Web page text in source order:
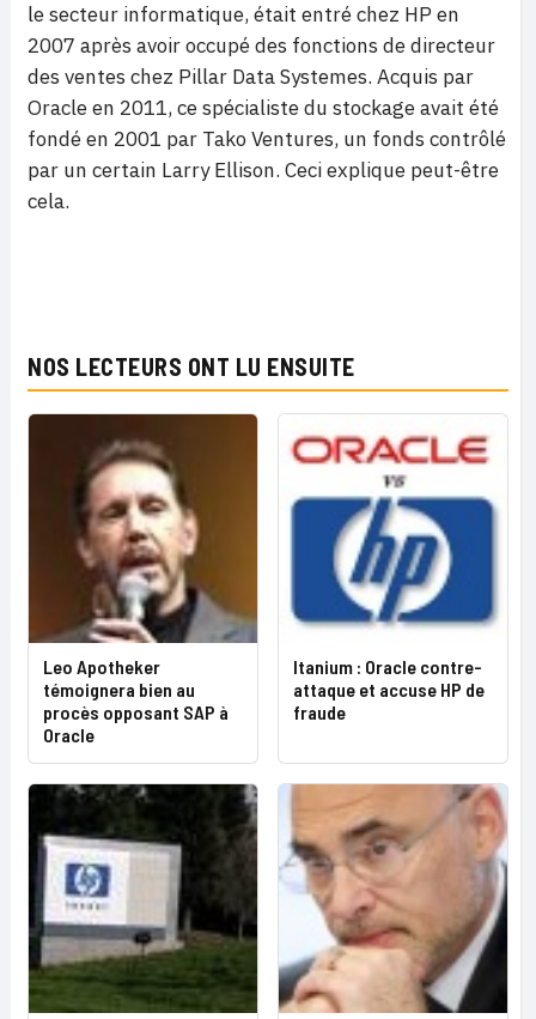
le secteur informatique, était entré chez HP en
2007 après avoir occupé des fonctions de directeur
des ventes chez Pillar Data Systemes. Acquis par
Oracle en 2011, ce spécialiste du stockage avait été
fondé en 2001 par Tako Ventures, un fonds contrôlé
par un certain Larry Ellison. Ceci explique peut-être
cela.
NOS LECTEURS ONT LU ENSUITE
Leo Apotheker
témoignera bien au
procès opposant SAP à
Oracle
Itanium : Oracle contre-
attaque et accuse HP de
fraude